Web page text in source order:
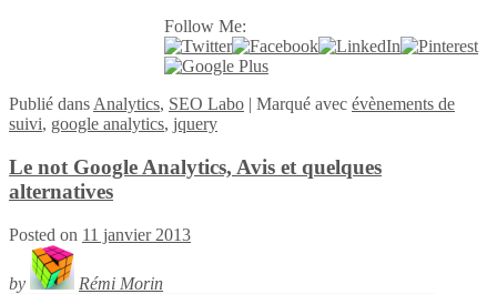
Follow Me:
Publié dans Analytics, SEO Labo | Marqué avec évènements de
suivi, google analytics, jquery
Le not Google Analytics, Avis et quelques
alternatives
Posted on 11 janvier 2013
by Rémi Morin